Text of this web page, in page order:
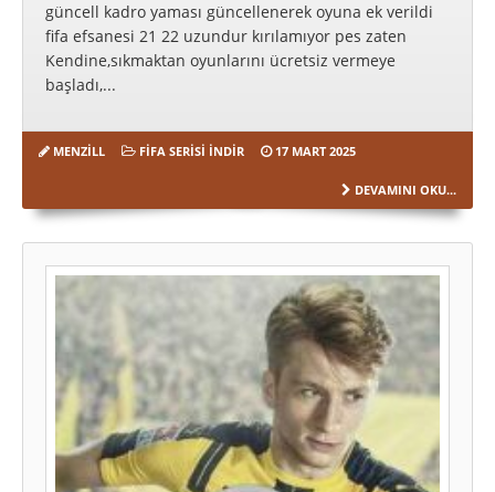
güncell kadro yaması güncellenerek oyuna ek verildi
fifa efsanesi 21 22 uzundur kırılamıyor pes zaten
Kendine,sıkmaktan oyunlarını ücretsiz vermeye
başladı,...
MENZILL FIFA SERISI İNDIR 17 MART 2025
DEVAMINI OKU...